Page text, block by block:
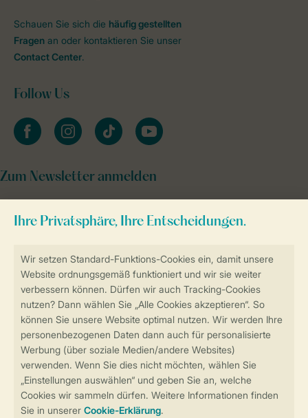
Sicherstellung Deiner Privatsphäre
Sicher und schnell zur Online-Buchung
Sichere Datenübertragung
Sicheres Bezahlen
Schauen Sie sich die häufig gestellten
Fragen an oder kontaktieren Sie unser
Contact Center.
Follow Us
facebookinstagramtiktok youtube
Zum Newsletter anmelden